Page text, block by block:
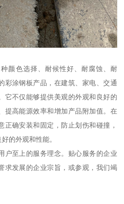
颜色选择、耐候性好、耐腐蚀、耐
彩涂钢板产品，在建筑、家电、交通
它不仅能够提供美观的外观和良好的
提高能源效率和增加产品附加值。在
正确安装和固定，防止划伤和碰撞，
的外观和性能。
户至上的服务理念。贴心服务的企业
求发展的企业宗旨，或参观，我们竭